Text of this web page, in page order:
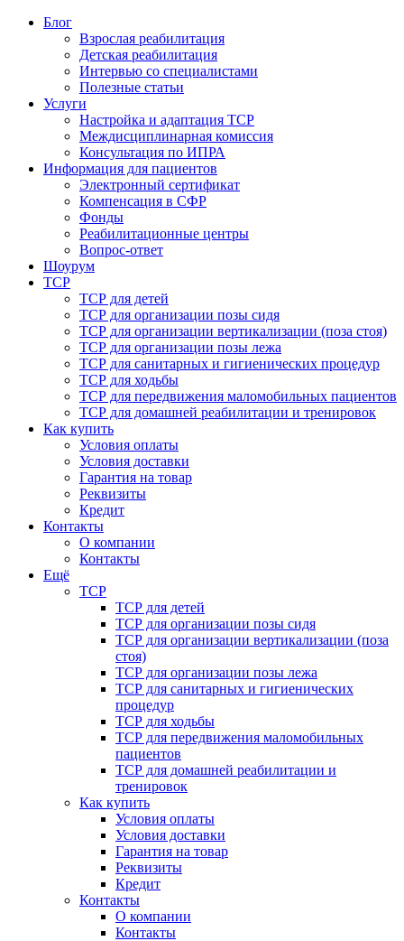
Блог
Взрослая реабилитация
Детская реабилитация
Интервью со специалистами
Полезные статьи
Услуги
Настройка и адаптация ТСР
Междисциплинарная комиссия
Консультация по ИПРА
Информация для пациентов
Электронный сертификат
Компенсация в СФР
Фонды
Реабилитационные центры
Вопрос-ответ
Шоурум
ТСР
ТСР для детей
ТСР для организации позы сидя
ТСР для организации вертикализации (поза стоя)
ТСР для организации позы лежа
ТСР для санитарных и гигиенических процедур
ТСР для ходьбы
ТСР для передвижения маломобильных пациентов
ТСР для домашней реабилитации и тренировок
Как купить
Условия оплаты
Условия доставки
Гарантия на товар
Реквизиты
Кредит
Контакты
О компании
Контакты
Ещё
ТСР
ТСР для детей
ТСР для организации позы сидя
ТСР для организации вертикализации (поза
стоя)
ТСР для организации позы лежа
ТСР для санитарных и гигиенических
процедур
ТСР для ходьбы
ТСР для передвижения маломобильных
пациентов
ТСР для домашней реабилитации и
тренировок
Как купить
Условия оплаты
Условия доставки
Гарантия на товар
Реквизиты
Кредит
Контакты
О компании
Контакты